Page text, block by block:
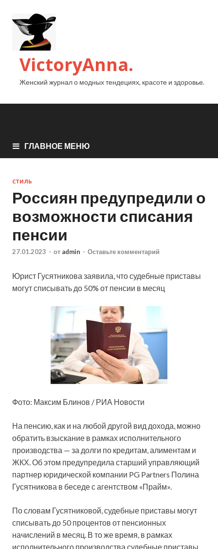
VictoryAnna.
Женский журнал о модных тендециях, красоте и здоровье.
ГЛАВНОЕ МЕНЮ
СТИЛЬ
Россиян предупредили о
возможности списания
пенсии
27.01.2023 - от admin - Оставьте комментарий
Юрист Гусятникова заявила, что судебные приставы
могут списывать до 50% от пенсии в месяц
Фото: Максим Блинов / РИА Новости
На пенсию, как и на любой другой вид дохода, можно
обратить взыскание в рамках исполнительного
производства — за долги по кредитам, алиментам и
ЖКХ. Об этом предупредила старший управляющий
партнер юридической компании PG Partners Полина
Гусятникова в беседе с агентством «Прайм».
По словам Гусятниковой, судебные приставы могут
списывать до 50 процентов от пенсионных
начислений в месяц. В то же время, в рамках
исполнительного производства судебные приставы